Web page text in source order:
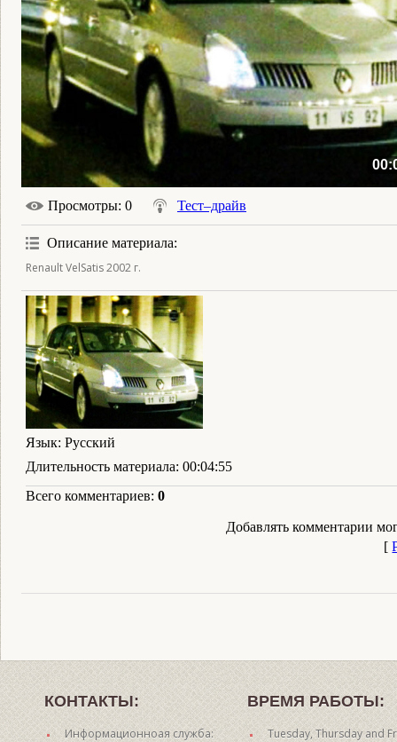
Просмотры: 0 Тест–драйв
Описание материала:
Renault VelSatis 2002 г.
Язык: Русский
Длительность материала: 00:04:55
Всего комментариев: 0
Добавлять комментарии
[
КОНТАКТЫ:
Информационноая служба:
ВРЕМЯ РАБОТЫ:
Tuesday, Thursday and